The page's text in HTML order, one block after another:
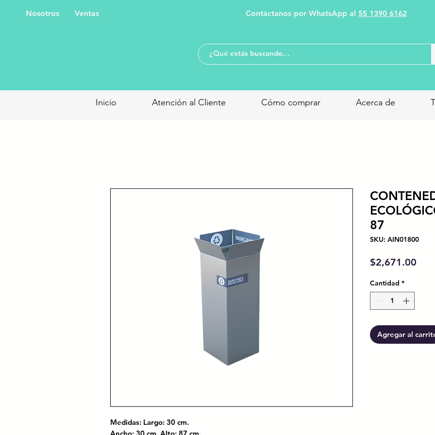
Nosotros Ventas Contáctanos por WhatsApp al 55 1390 6162
Inicio Atención al Cliente Cómo comprar Acerca de
Medidas: Largo: 30 cm.
87
SKU: AIN01800
$2,671.00
Cantidad *
Agregar al